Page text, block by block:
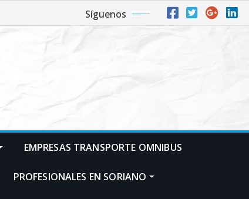
Síguenos
EMPRESAS TRANSPORTE OMNIBUS
PROFESIONALES EN SORIANO